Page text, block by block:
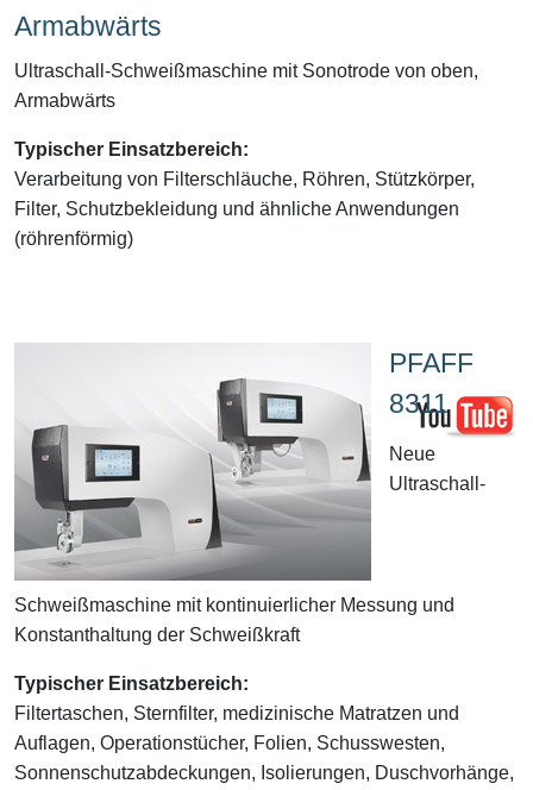
Armabwärts
Ultraschall-Schweißmaschine mit Sonotrode von oben,
Armabwärts
Typischer Einsatzbereich:
Verarbeitung von Filterschläuche, Röhren, Stützkörper,
Filter, Schutzbekleidung und ähnliche Anwendungen
(röhrenförmig)
PFAFF
8311
Neue
Ultraschall-
Schweißmaschine mit kontinuierlicher Messung und
Konstanthaltung der Schweißkraft
Typischer Einsatzbereich:
Filtertaschen, Sternfilter, medizinische Matratzen und
Auflagen, Operationstücher, Folien, Schusswesten,
Sonnenschutzabdeckungen, Isolierungen, Duschvorhänge,